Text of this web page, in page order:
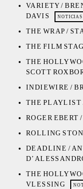
VARIETY /
DAVIS
NOTICIAS
THE WRAP /
THE FILM
THE
SCOTT
INDIEWIRE /
THE PLAYLIST
ROGER
ROLLING
DEADLINE /
THE
VLESSING